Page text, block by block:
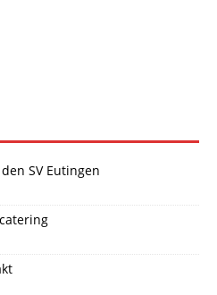
SV Eutingen